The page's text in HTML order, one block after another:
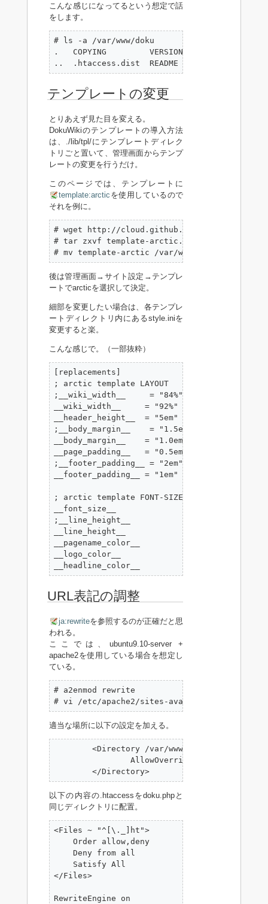
こんな感じになってるという想定で話
をします。
# ls -a /var/www/doku
.   COPYING         VERSION  conf
..  .htaccess.dist  README   bin      data
テンプレートの変更
とりあえず見た目を変える。
DokuWikiのテンプレートの導入方法
は、./lib/tpl/にテンプレートディレク
トリごと置いて、管理画面からテンプ
レートの変更を行うだけ。
このページでは、テンプレートに
template:arctic を使用しているので
それを例に。
# wget http://cloud.github.com/downloads/
# tar zxvf template-arctic.tgz
# mv template-arctic /var/www/wiki/lib/tpl/
後は管理画面→サイト設定→テンプレ
ートでarcticを選択して決定。
細部を変更したい場合は、各テンプレ
ートディレクトリ内にあるstyle.iniを
変更すると楽。
こんな感じで。（一部抜粋）
[replacements]
; arctic template LAYOUT
;__wiki_width__     = "84%"
__wiki_width__     = "92%"
__header_height__  = "5em"
;__body_margin__    = "1.5em"
__body_margin__    = "1.0em"
__page_padding__   = "0.5em;"
;__footer_padding__ = "2em"
__footer_padding__ = "1em"
; arctic template FONT-SIZES AND FONT-COLORS
__font_size__               = "0.8125em"
;__line_height__             = "150%"
__line_height__             = "125%"
__pagename_color__          = "#f8f8f8"
__logo_color__              = "#f8f8f8"
__headline_color__          = "#333"
URL表記の調整
ja:rewriteを参照するのが正確だと思
われる。
ここでは、ubuntu9.10-server +
apache2を使用している場合を想定し
ている。
# a2enmod rewrite
# vi /etc/apache2/sites-available/default
適当な場所に以下の設定を加える。
        <Directory /var/www/wiki>
                AllowOverride All
        </Directory>
以下の内容の.htaccessをdoku.phpと
同じディレクトリに配置。
<Files ~ "^[\._]ht">
    Order allow,deny
    Deny from all
    Satisfy All
</Files>
RewriteEngine on